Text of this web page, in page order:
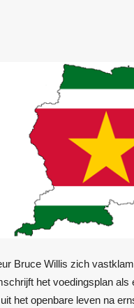
Bruce Willis zich
het voedingsplan
het openbare leven na